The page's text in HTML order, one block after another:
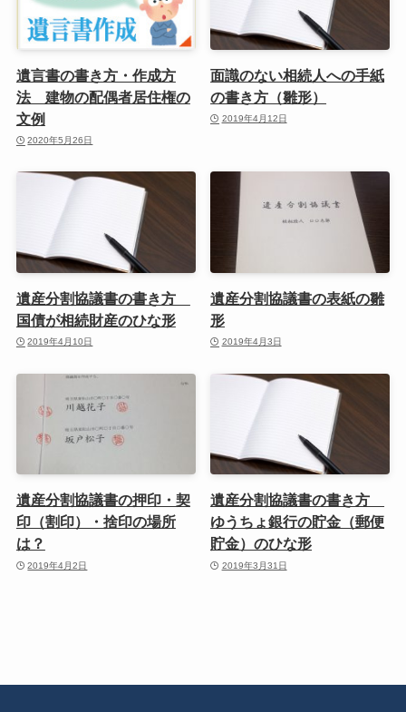
遺言書の書き方・作成方
法 建物の配偶者居住権の
文例
2020年5月26日
面識のない相続人への手紙
の書き方（雛形）
2019年4月12日
遺産分割協議書の書き方
国債が相続財産のひな形
2019年4月10日
遺産分割協議書の表紙の雛
形
2019年4月3日
遺産分割協議書の押印・契
印（割印）・捨印の場所
は？
2019年4月2日
遺産分割協議書の書き方
ゆうちょ銀行の貯金（郵便
貯金）のひな形
2019年3月31日